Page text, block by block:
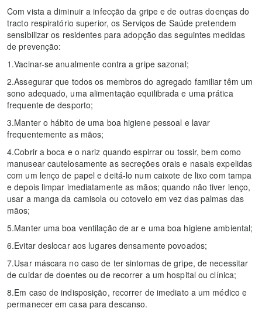
Com vista a diminuir a infecção da gripe e de outras doenças do
tracto respiratório superior, os Serviços de Saúde pretendem
sensibilizar os residentes para adopção das seguintes medidas
de prevenção:
1.Vacinar-se anualmente contra a gripe sazonal;
2.Assegurar que todos os membros do agregado familiar têm um
sono adequado, uma alimentação equilibrada e uma prática
frequente de desporto;
3.Manter o hábito de uma boa higiene pessoal e lavar
frequentemente as mãos;
4.Cobrir a boca e o nariz quando espirrar ou tossir, bem como
manusear cautelosamente as secreções orais e nasais expelidas
com um lenço de papel e deitá-lo num caixote de lixo com tampa
e depois limpar imediatamente as mãos; quando não tiver lenço,
usar a manga da camisola ou cotovelo em vez das palmas das
mãos;
5.Manter uma boa ventilação de ar e uma boa higiene ambiental;
6.Evitar deslocar aos lugares densamente povoados;
7.Usar máscara no caso de ter sintomas de gripe, de necessitar
de cuidar de doentes ou de recorrer a um hospital ou clínica;
8.Em caso de indisposição, recorrer de imediato a um médico e
permanecer em casa para descanso.